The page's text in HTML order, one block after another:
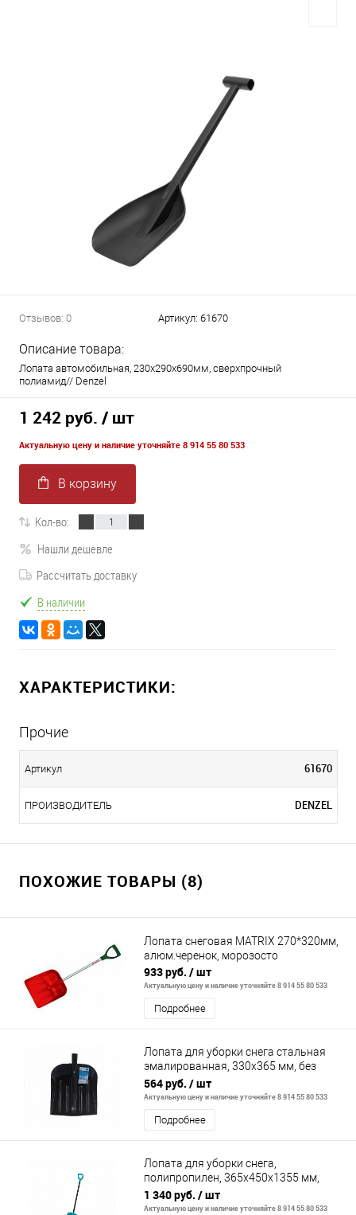
Отзывов: 0 Артикул: 61670
Описание товара:
Лопата автомобильная, 230х290х690мм, сверхпрочный
полиамид// Denzel
1 242 руб. / шт
Актуальную цену и наличие уточняйте 8 914 55 80 533
В корзину
Кол-во:
Нашли дешевле
Рассчитать доставку
В наличии
ХАРАКТЕРИСТИКИ:
Прочие
Артикул 61670
ПРОИЗВОДИТЕЛЬ DENZEL
ПОХОЖИЕ ТОВАРЫ (8)
Лопата снеговая MATRIX 270*320мм,
алюм.черенок, морозосто
933 руб. / шт
Актуальную цену и наличие уточняйте 8 914 55 80 533
Подробнее
Лопата для уборки снега стальная
эмалированная, 330х365 мм, без
черенка, Россия// Сибртех
564 руб. / шт
Актуальную цену и наличие уточняйте 8 914 55 80 533
Подробнее
Лопата для уборки снега,
полипропилен, 365х450х1355 мм,
алюминиевый черенок, LUXE// Palisad
1 340 руб. / шт
Актуальную цену и наличие уточняйте 8 914 55 80 533